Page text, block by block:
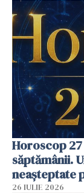
Horoscop
săptămânii.
neașteptate
26 IULIE 2026